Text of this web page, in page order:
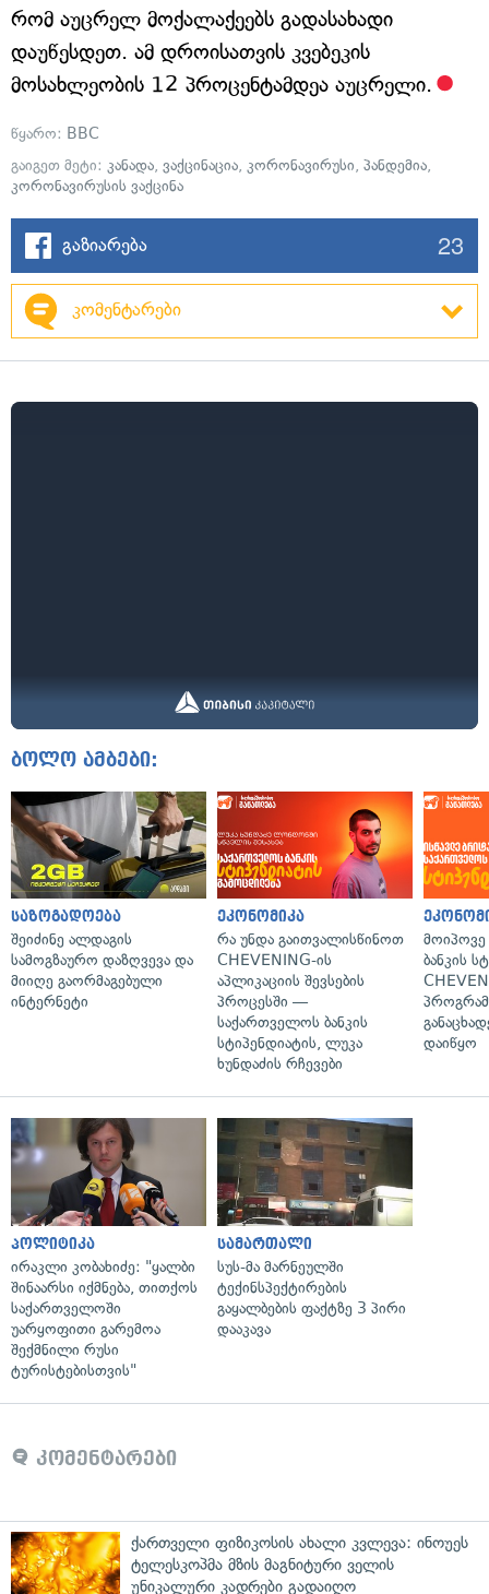
რომ აუცრელ მოქალაქეებს გადასახადი
დაუწესდეთ. ამ დროისათვის კვებეკის
მოსახლეობის 12 პროცენტამდეა აუცრელი.
წყარო: BBC
გაიგეთ მეტი: კანადა, ვაქცინაცია, კორონავირუსი, პანდემია,
კორონავირუსის ვაქცინა
გაზიარება 23
კომენტარები
ბოლო ამბები:
საზოგადოება
შეიძინე ალდაგის
სამოგზაურო დაზღვევა და
მიიღე გაორმაგებული
ინტერნეტი
ეკონომიკა
რა უნდა გაითვალისწინოთ
CHEVENING-ის
აპლიკაციის შევსების
პროცესში —
საქართველოს ბანკის
სტიპენდიატის, ლუკა
ხუნდაძის რჩევები
ბანკის
დაიწყო
პოლიტიკა
ირაკლი კობახიძე: "ყალბი
შინაარსი იქმნება, თითქოს
საქართველოში
უარყოფითი გარემოა
შექმნილი რუსი
ტურისტებისთვის"
სამართალი
სუს-მა მარნეულში
ტექინსპექტირების
გაყალბების ფაქტზე 3 პირი
დააკავა
კომენტარები
ქართველი ფიზიკოსის ახალი კვლევა: ინოუეს
ტელესკოპმა მზის მაგნიტური ველის
უნიკალური კადრები გადაიღო